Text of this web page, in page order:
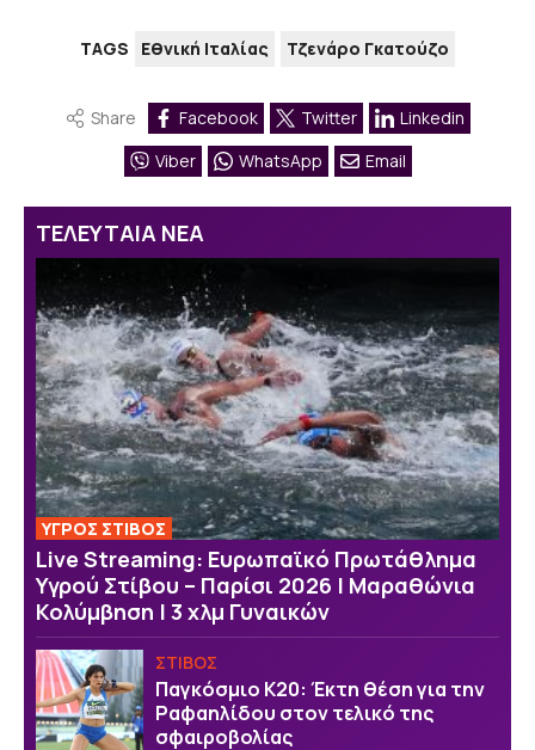
TAGS Εθνική Ιταλίας Τζενάρο Γκατούζο
Share Facebook Twitter
Linkedin
Viber
WhatsApp Email
ΤΕΛΕΥΤΑΙΑ ΝΕΑ
ΥΓΡΟΣ ΣΤΙΒΟΣ
Live Streaming: Ευρωπαϊκό Πρωτάθλημα
Υγρού Στίβου – Παρίσι 2026 | Μαραθώνια
Κολύμβηση | 3 χλμ Γυναικών
ΣΤΙΒΟΣ
Παγκόσμιο Κ20: Έκτη θέση για την
Ραφαηλίδου στον τελικό της
σφαιροβολίας